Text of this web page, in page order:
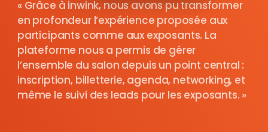
Grâce à inwink, nous avons pu transformer
en profondeur l’expérience proposée aux
participants comme aux exposants. La
plateforme nous a permis de gérer
l’ensemble du salon depuis un point central :
inscription, billetterie, agenda, networking, et
même le suivi des leads pour les exposants.